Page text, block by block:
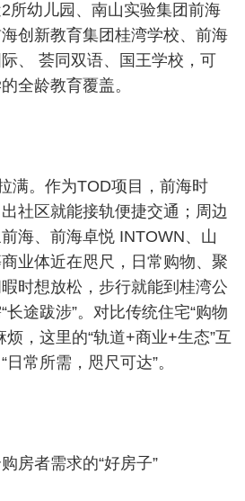
所幼儿园、南山实验集团前海
创新教育集团桂湾学校、前海
、 荟同双语、国王学校，可
全龄教育覆盖。
满。作为TOD项目，前海时
社区就能接轨便捷交通；周边
海、前海卓悦 INTOWN、山
业体近在咫尺，日常购物、聚
时想放松，步行就能到桂湾公
长途跋涉”。对比传统住宅“购物
，这里的“轨道+商业+生态”互
常所需，咫尺可达”。
房者需求的“好房子”